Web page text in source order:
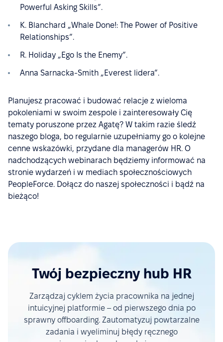
Powerful Asking Skills”.
K. Blanchard „Whale Done!: The Power of Positive
Relationships”.
R. Holiday „Ego Is the Enemy”.
Anna Sarnacka-Smith „Everest lidera”.
Planujesz pracować i budować relacje z wieloma
pokoleniami w swoim zespole i zainteresowały Cię
tematy poruszone przez Agatę? W takim razie śledź
naszego bloga, bo regularnie uzupełniamy go o kolejne
cenne wskazówki, przydane dla managerów HR. O
nadchodzących webinarach będziemy informować na
stronie wydarzeń i w mediach społecznościowych
PeopleForce. Dołącz do naszej społeczności i bądź na
bieżąco!
Twój bezpieczny hub HR
Zarządzaj cyklem życia pracownika na jednej
intuicyjnej platformie – od pierwszego dnia po
sprawny offboarding. Zautomatyzuj powtarzalne
zadania i wyeliminuj błędy ręcznego